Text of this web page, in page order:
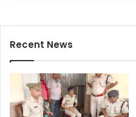
Recent News